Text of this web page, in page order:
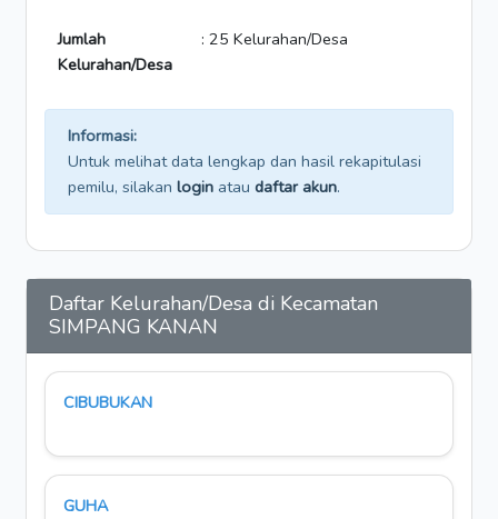
Jumlah
Kelurahan/Desa
: 25 Kelurahan/Desa
Informasi:
Untuk melihat data lengkap dan hasil rekapitulasi
pemilu, silakan login atau daftar akun.
Daftar Kelurahan/Desa di Kecamatan
SIMPANG KANAN
CIBUBUKAN
GUHA